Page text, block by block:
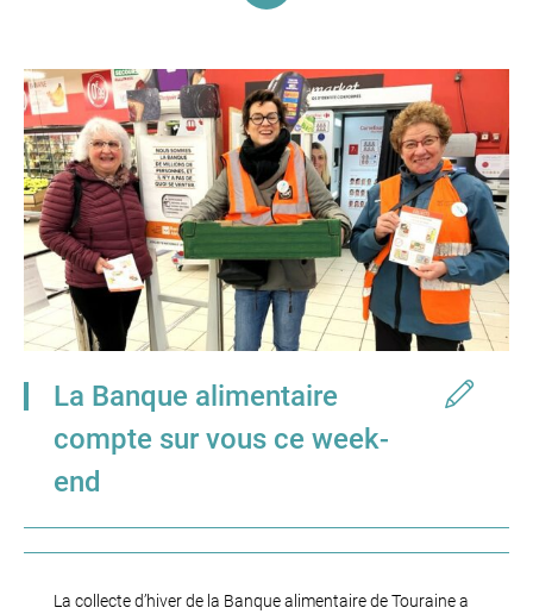
La Banque alimentaire
compte sur vous ce week-
end
La collecte d’hiver de la Banque alimentaire de Touraine a